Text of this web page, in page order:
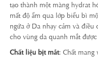
tạo thành một màng hydrat
mất độ ẩm qua lớp biểu bì
ngứa ở Da nhạy cảm và
cho vùng da quanh mắt
Chất liệu bịt mắt: Chất mang